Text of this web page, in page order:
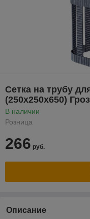
Сетка на трубу
(250х250х650)
В наличии
Розница
266 руб.
Описание